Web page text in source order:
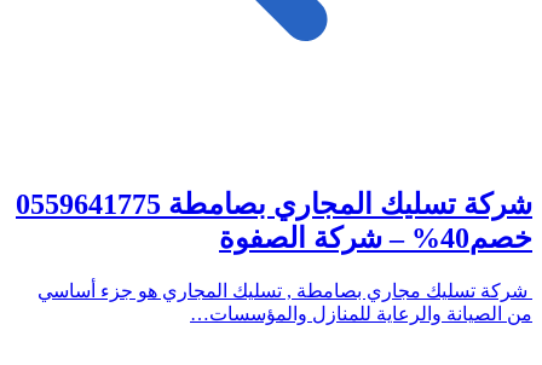
شركة تسليك المجاري بصامطة 0559641775
خصم40% – شركة الصفوة
شركة تسليك مجاري بصامطة , تسليك المجاري هو جزء أساسي
من الصيانة والرعاية للمنازل والمؤسسات…